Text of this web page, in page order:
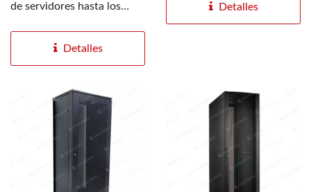
de servidores hasta los
Detalles
Detalles